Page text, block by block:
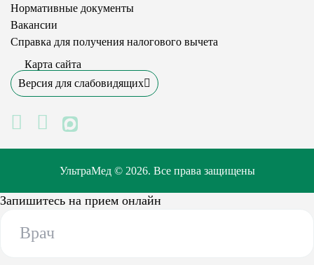
Нормативные документы
Вакансии
Справка для получения налогового вычета
Карта сайта
Версия для слабовидящих
УльтраМед © 2026. Все права защищены
Запишитесь на прием онлайн